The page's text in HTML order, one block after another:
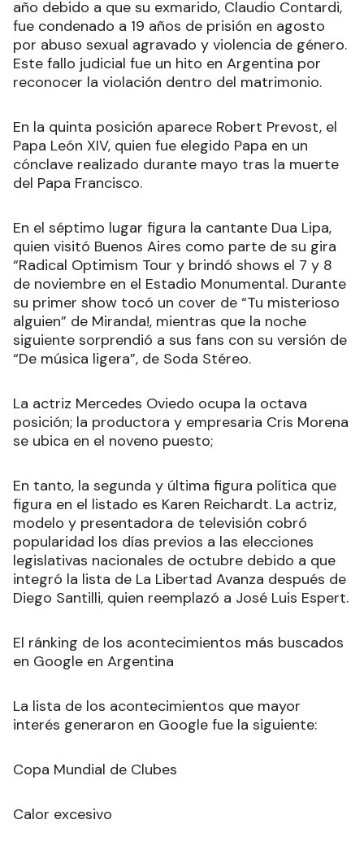
año debido a que su exmarido, Claudio Contardi,
fue condenado a 19 años de prisión en agosto
por abuso sexual agravado y violencia de género.
Este fallo judicial fue un hito en Argentina por
reconocer la violación dentro del matrimonio.
En la quinta posición aparece Robert Prevost, el
Papa León XIV, quien fue elegido Papa en un
cónclave realizado durante mayo tras la muerte
del Papa Francisco.
En el séptimo lugar figura la cantante Dua Lipa,
quien visitó Buenos Aires como parte de su gira
“Radical Optimism Tour y brindó shows el 7 y 8
de noviembre en el Estadio Monumental. Durante
su primer show tocó un cover de “Tu misterioso
alguien” de Miranda!, mientras que la noche
siguiente sorprendió a sus fans con su versión de
“De música ligera”, de Soda Stéreo.
La actriz Mercedes Oviedo ocupa la octava
posición; la productora y empresaria Cris Morena
se ubica en el noveno puesto;
En tanto, la segunda y última figura política que
figura en el listado es Karen Reichardt. La actriz,
modelo y presentadora de televisión cobró
popularidad los días previos a las elecciones
legislativas nacionales de octubre debido a que
integró la lista de La Libertad Avanza después de
Diego Santilli, quien reemplazó a José Luis Espert.
El ránking de los acontecimientos más buscados
en Google en Argentina
La lista de los acontecimientos que mayor
interés generaron en Google fue la siguiente:
Copa Mundial de Clubes
Calor excesivo